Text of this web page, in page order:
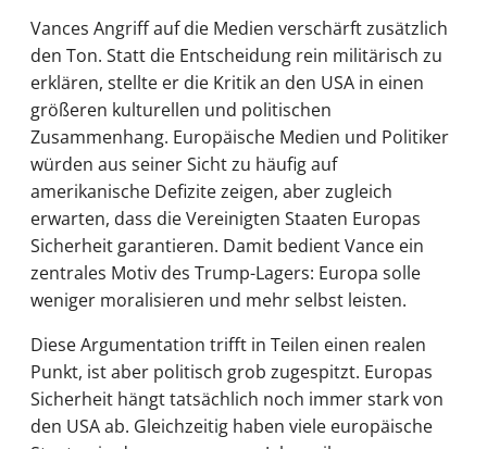
Vances Angriff auf die Medien verschärft zusätzlich
den Ton. Statt die Entscheidung rein militärisch zu
erklären, stellte er die Kritik an den USA in einen
größeren kulturellen und politischen
Zusammenhang. Europäische Medien und Politiker
würden aus seiner Sicht zu häufig auf
amerikanische Defizite zeigen, aber zugleich
erwarten, dass die Vereinigten Staaten Europas
Sicherheit garantieren. Damit bedient Vance ein
zentrales Motiv des Trump-Lagers: Europa solle
weniger moralisieren und mehr selbst leisten.
Diese Argumentation trifft in Teilen einen realen
Punkt, ist aber politisch grob zugespitzt. Europas
Sicherheit hängt tatsächlich noch immer stark von
den USA ab. Gleichzeitig haben viele europäische